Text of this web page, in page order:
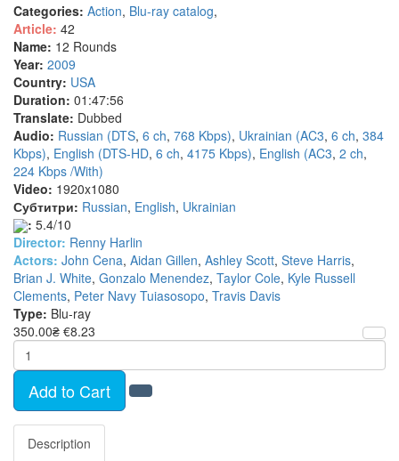
Categories: Action, Blu-ray catalog,
Article: 42
Name: 12 Rounds
Year: 2009
Country: USA
Duration: 01:47:56
Translate: Dubbed
Audio: Russian (DTS, 6 ch, 768 Kbps), Ukrainian (AC3, 6 ch, 384
Kbps), English (DTS-HD, 6 ch, 4175 Kbps), English (AC3, 2 ch,
224 Kbps /With)
Video: 1920x1080
Субтитри: Russian, English, Ukrainian
: 5.4/10
Director: Renny Harlin
Actors: John Cena, Aidan Gillen, Ashley Scott, Steve Harris,
Brian J. White, Gonzalo Menendez, Taylor Cole, Kyle Russell
Clements, Peter Navy Tuiasosopo, Travis Davis
Type: Blu-ray
350.00₴ €8.23
Add to Cart
Description